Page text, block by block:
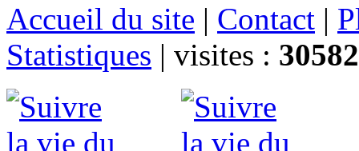
Accueil du site | Contact |
Statistiques | visites :